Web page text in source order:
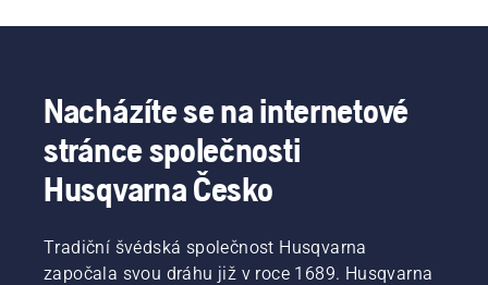
Nacházíte se na internetové
stránce společnosti
Husqvarna Česko
Tradiční švédská společnost Husqvarna
započala svou dráhu již v roce 1689. Husqvarna